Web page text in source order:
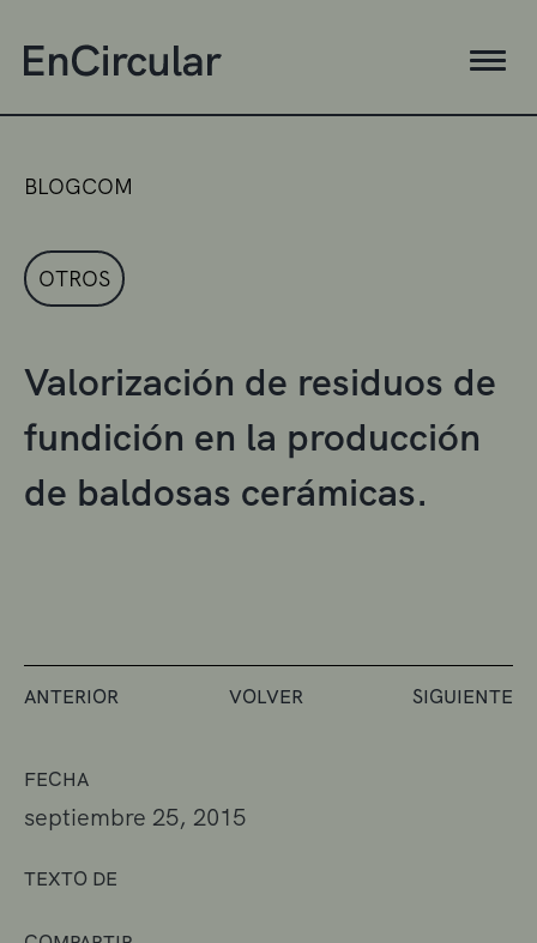
FECHA
septiembre 25, 2015
TEXTO DE
BLOGCOM
OTROS
Valorización de residuos de
fundición en la producción
de baldosas cerámicas.
ANTERIOR VOLVER SIGUIENTE